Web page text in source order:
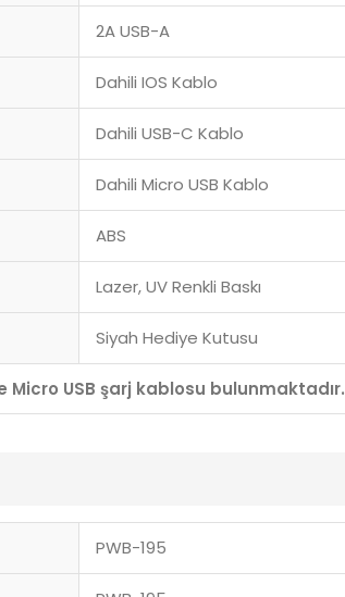
2A USB-A
Dahili IOS Kablo
Dahili USB-C Kablo
Dahili Micro USB Kablo
ABS
Lazer, UV Renkli Baskı
Siyah Hediye Kutusu
Micro USB şarj kablosu bulunmaktadır.
PWB-195